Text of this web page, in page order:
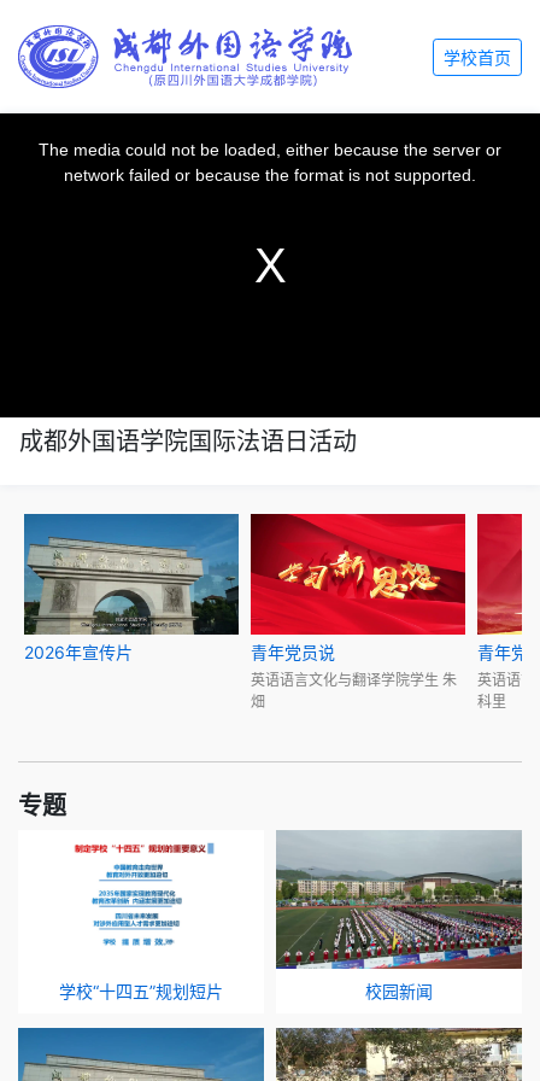
学校首页
The media could not be loaded, either because the server or
network failed or because the format is not supported.
成都外国语学院国际法语日活动
2026年宣传片 青年党员说
英语语言文化与翻译学院学生 朱
畑
青年党
英语语言
科里
专题
学校“十四五”规划短片 校园新闻